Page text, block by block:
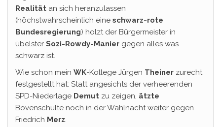
Realität an sich heranzulassen
(höchstwahrscheinlich eine schwarz-rote
Bundesregierung) holzt der Bürgermeister in
übelster Sozi-Rowdy-Manier gegen alles was
schwarz ist.
Wie schon mein WK-Kollege Jürgen Theiner zurecht
festgestellt hat: Statt angesichts der verheerenden
SPD-Niederlage Demut zu zeigen, ätzte
Bovenschulte noch in der Wahlnacht weiter gegen
Friedrich Merz.